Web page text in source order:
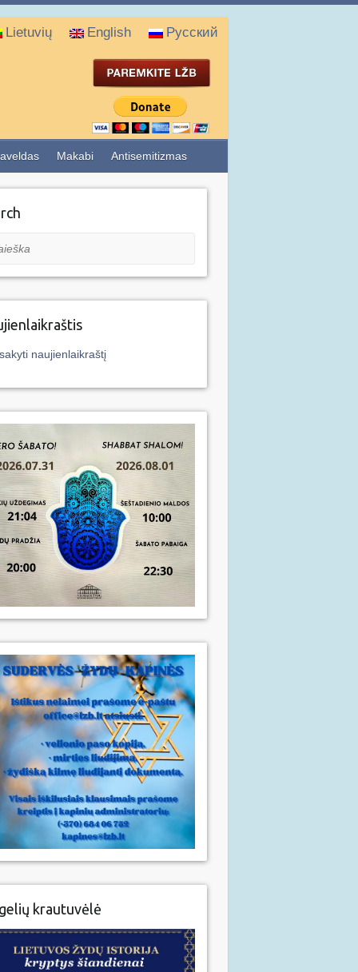
Lietuvių English Русский
Makabi Antisemitizmas
naujienlaikraštį
krautuvėlė